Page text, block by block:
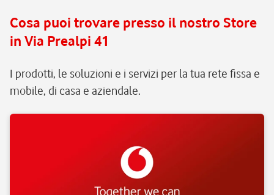
Cosa puoi trovare presso il nostro Store
in Via Prealpi 41
I prodotti, le soluzioni e i servizi per la tua rete fissa e
mobile, di casa e aziendale.